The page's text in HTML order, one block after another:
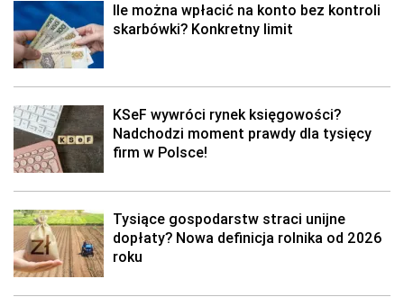
Ile można wpłacić na konto bez kontroli
skarbówki? Konkretny limit
KSeF wywróci rynek księgowości?
Nadchodzi moment prawdy dla tysięcy
firm w Polsce!
Tysiące gospodarstw straci unijne
dopłaty? Nowa definicja rolnika od 2026
roku